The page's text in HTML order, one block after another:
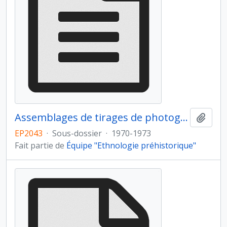
Assemblages de tirages de photographies verticales ayant servi à la réalisation des plans
EP2043 · Sous-dossier · 1970-1973
Fait partie de Équipe "Ethnologie préhistorique"